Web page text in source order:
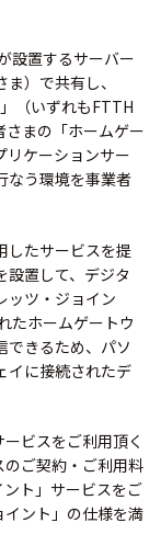
設置するサーバー
）で共有し、
（いずれもFTTH
さまの「ホームゲー
リケーションサー
なう環境を事業者
したサービスを提
設置して、デジタ
ッツ・ジョイン
たホームゲートウ
できるため、パソ
イに接続されたデ
ビスをご利用頂く
ご契約・ご利用料
ト」サービスをご
ント」の仕様を満